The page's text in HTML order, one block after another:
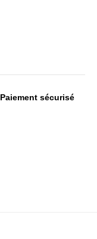
Paiement sécurisé